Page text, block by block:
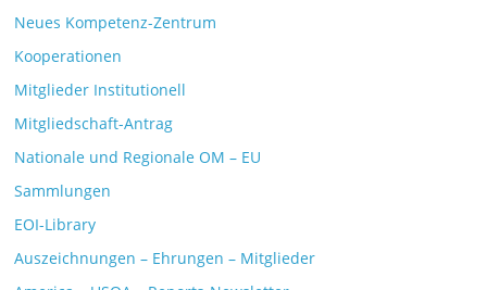
Neues Kompetenz-Zentrum
Kooperationen
Mitglieder Institutionell
Mitgliedschaft-Antrag
Nationale und Regionale OM – EU
Sammlungen
EOI-Library
Auszeichnungen – Ehrungen – Mitglieder